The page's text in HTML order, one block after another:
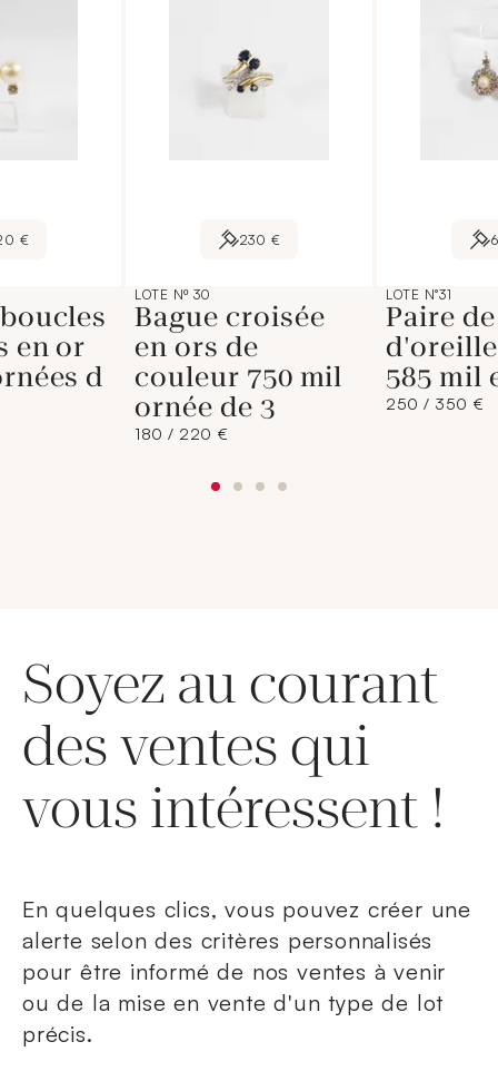
€
en or
d
230 €
LOTE Nº 30
Bague croisée
en ors de
couleur 750 mil
ornée de 3
180 / 220 €
LOTE N°31
Paire
585 mil
250 / 350 €
Soyez au courant
des ventes qui
vous intéressent !
En quelques clics, vous pouvez créer une
alerte selon des critères personnalisés
pour être informé de nos ventes à venir
ou de la mise en vente d'un type de lot
précis.